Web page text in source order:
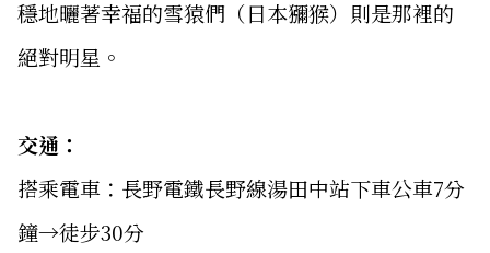
穩地曬著幸福的雪猿們（日本獼猴）則是那裡的
絕對明星。
交通：
搭乘電車：長野電鐵長野線湯田中站下車公車7分
鐘→徒步30分